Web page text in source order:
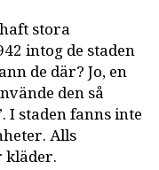
stora
intog de staden
de där? Jo, en
den så
I staden fanns inte
Alls
kläder.